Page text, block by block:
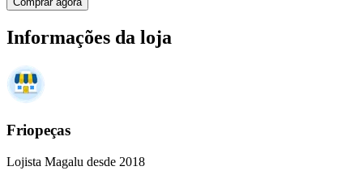
Informações da loja
Friopeças
Lojista Magalu desde 2018